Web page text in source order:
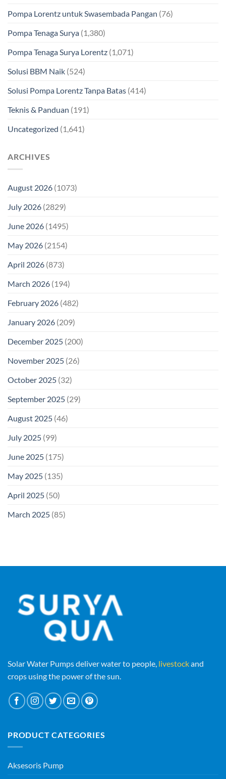
Pompa Lorentz untuk Swasembada Pangan (76)
Pompa Tenaga Surya (1,380)
Pompa Tenaga Surya Lorentz (1,071)
Solusi BBM Naik (524)
Solusi Pompa Lorentz Tanpa Batas (414)
Teknis & Panduan (191)
Uncategorized (1,641)
ARCHIVES
August 2026 (1073)
July 2026 (2829)
June 2026 (1495)
May 2026 (2154)
April 2026 (873)
March 2026 (194)
February 2026 (482)
January 2026 (209)
December 2025 (200)
November 2025 (26)
October 2025 (32)
September 2025 (29)
August 2025 (46)
July 2025 (99)
June 2025 (175)
May 2025 (135)
April 2025 (50)
March 2025 (85)
Solar Water Pumps deliver water to people, livestockand
crops using the power of the sun.
PRODUCT CATEGORIES
Aksesoris Pump